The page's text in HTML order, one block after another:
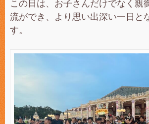
この日は、お子さんだけでなく親
流ができ、より思い出深い一日と
す。